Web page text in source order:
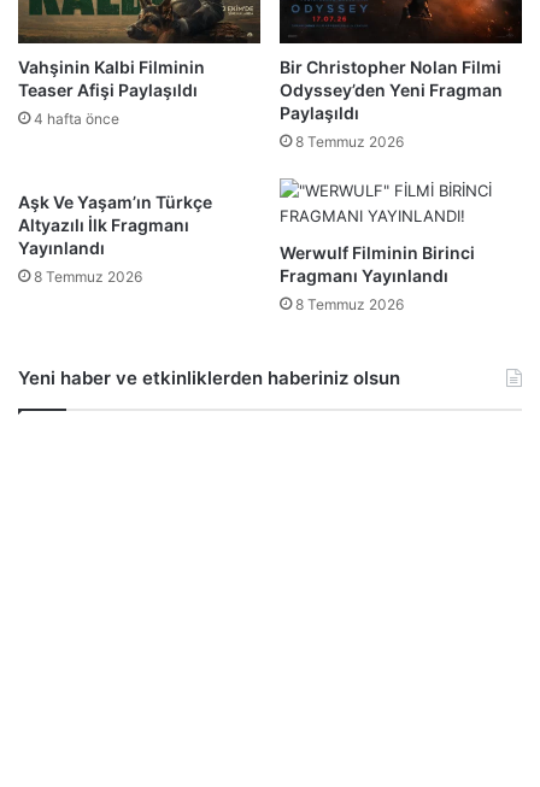
Vahşinin Kalbi Filminin
Teaser Afişi Paylaşıldı
4 hafta önce
Bir Christopher Nolan Filmi
Odyssey’den Yeni Fragman
Paylaşıldı
8 Temmuz 2026
Aşk Ve Yaşam’ın Türkçe
Altyazılı İlk Fragmanı
Yayınlandı
8 Temmuz 2026
Werwulf Filminin Birinci
Fragmanı Yayınlandı
8 Temmuz 2026
Yeni haber ve etkinliklerden haberiniz olsun